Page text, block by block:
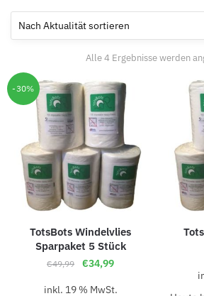
Alle 4 Ergebnisse werden
-30%
TotsBots Windelvlies
Sparpaket 5 Stück
€49,99 €34,99
inkl. 19 % MwSt.